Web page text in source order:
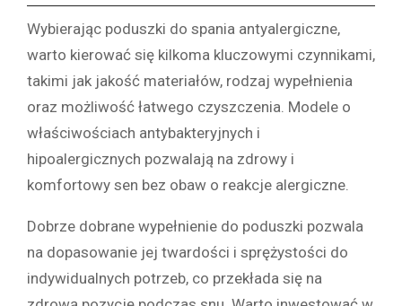
Wybierając poduszki do spania antyalergiczne,
warto kierować się kilkoma kluczowymi czynnikami,
takimi jak jakość materiałów, rodzaj wypełnienia
oraz możliwość łatwego czyszczenia. Modele o
właściwościach antybakteryjnych i
hipoalergicznych pozwalają na zdrowy i
komfortowy sen bez obaw o reakcje alergiczne.
Dobrze dobrane wypełnienie do poduszki pozwala
na dopasowanie jej twardości i sprężystości do
indywidualnych potrzeb, co przekłada się na